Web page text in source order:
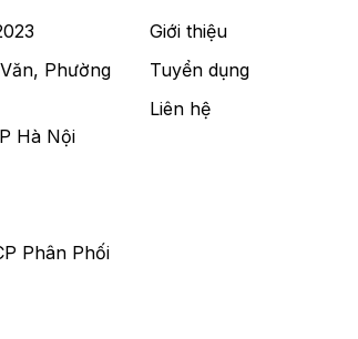
Phường
Hà Nội
Phân Phối
Giới thiệu
Tuyển dụng
Liên hệ